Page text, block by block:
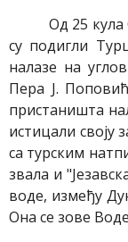
Од 25 кула
су подигли
налазе на
Пера Ј.
пристаништа
истицали своју
са турским
звала и
воде, између
Она се зове